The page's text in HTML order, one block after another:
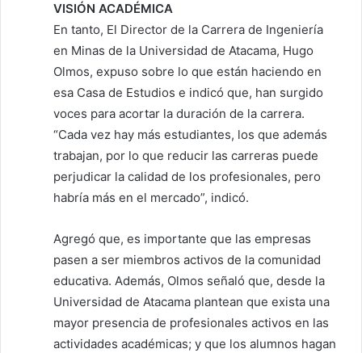
VISIÓN ACADÉMICA
En tanto, El Director de la Carrera de Ingeniería
en Minas de la Universidad de Atacama, Hugo
Olmos, expuso sobre lo que están haciendo en
esa Casa de Estudios e indicó que, han surgido
voces para acortar la duración de la carrera.
“Cada vez hay más estudiantes, los que además
trabajan, por lo que reducir las carreras puede
perjudicar la calidad de los profesionales, pero
habría más en el mercado”, indicó.
Agregó que, es importante que las empresas
pasen a ser miembros activos de la comunidad
educativa. Además, Olmos señaló que, desde la
Universidad de Atacama plantean que exista una
mayor presencia de profesionales activos en las
actividades académicas; y que los alumnos hagan